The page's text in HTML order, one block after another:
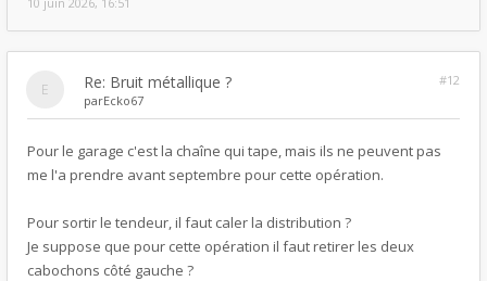
Re: Bruit métallique ?
#12
parEcko67
Pour le garage c'est la chaîne qui tape, mais ils ne peuvent pas
me l'a prendre avant septembre pour cette opération.
Pour sortir le tendeur, il faut caler la distribution ?
Je suppose que pour cette opération il faut retirer les deux
cabochons côté gauche ?